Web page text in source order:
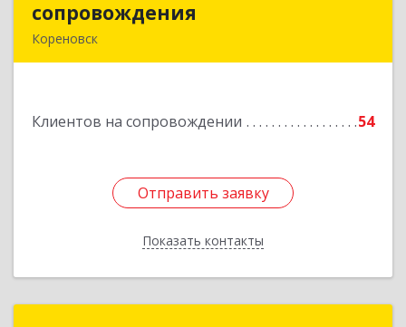
сопровождения
Кореновск
Клиентов на сопровождении 54
Отправить заявку
Показать контакты
Отправить заявку
Назад